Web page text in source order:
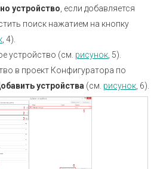
устройство , если добавляется
поиск нажатием на кнопку
, 4).
устройство (см. рисунок , 5).
в проект Конфигуратора по
устройства (см. рисунок , 6).